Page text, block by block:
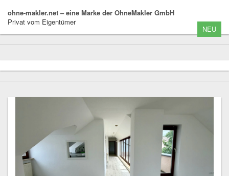
ohne-makler.net – eine Marke der OhneMakler GmbH
Privat vom Eigentümer
NEU